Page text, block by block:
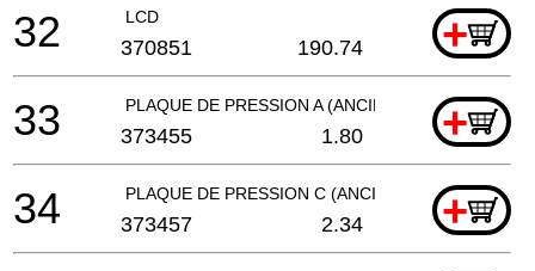
LCD +
32 370851 190.74
PLAQUE DE PRESSION A (ANCIEN 370849)
+
33 373455 1.80
PLAQUE DE PRESSION C (ANCIEN 370862)
+
34 373457 2.34